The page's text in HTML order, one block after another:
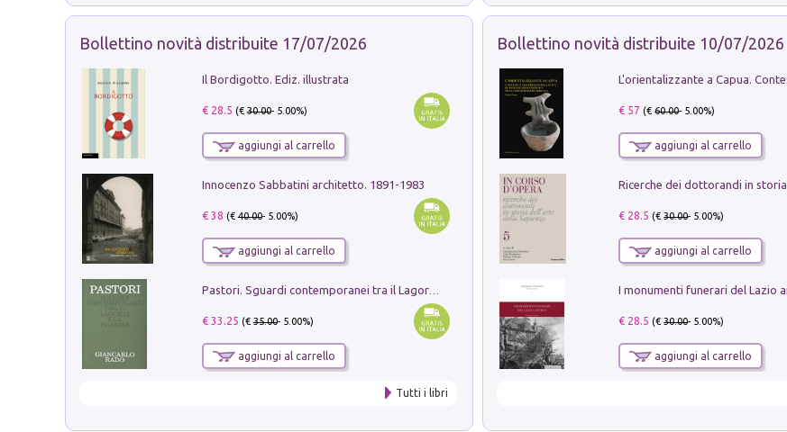
Bollettino novità distribuite 17/07/2026
Il Bordigotto. Ediz. illustrata
€ 28.5 (€30.00- 5.00%)
aggiungi al carrello
Innocenzo Sabbatini architetto. 1891-1983
€ 38 (€40.00- 5.00%)
aggiungi al carrello
Pastori. Sguardi contemporanei tra il Lagorai e la pianura. Ediz. illustrata
€ 33.25 (€35.00- 5.00%)
aggiungi al carrello
Tutti i libri
Bollettino novità distribuite 10/07/2026
€ 57 (€60.00- 5.00%)
aggiungi al carrello
€ 28.5 (€30.00- 5.00%)
aggiungi al carrello
€ 28.5 (€30.00- 5.00%)
aggiungi al carrello